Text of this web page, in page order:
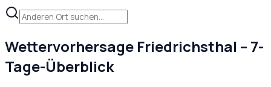
Wettervorhersage Friedrichsthal – 7-
Tage-Überblick